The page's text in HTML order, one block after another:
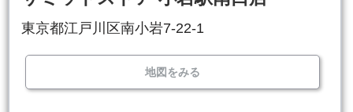
東京都江戸川区南小岩7-22-1
地図をみる